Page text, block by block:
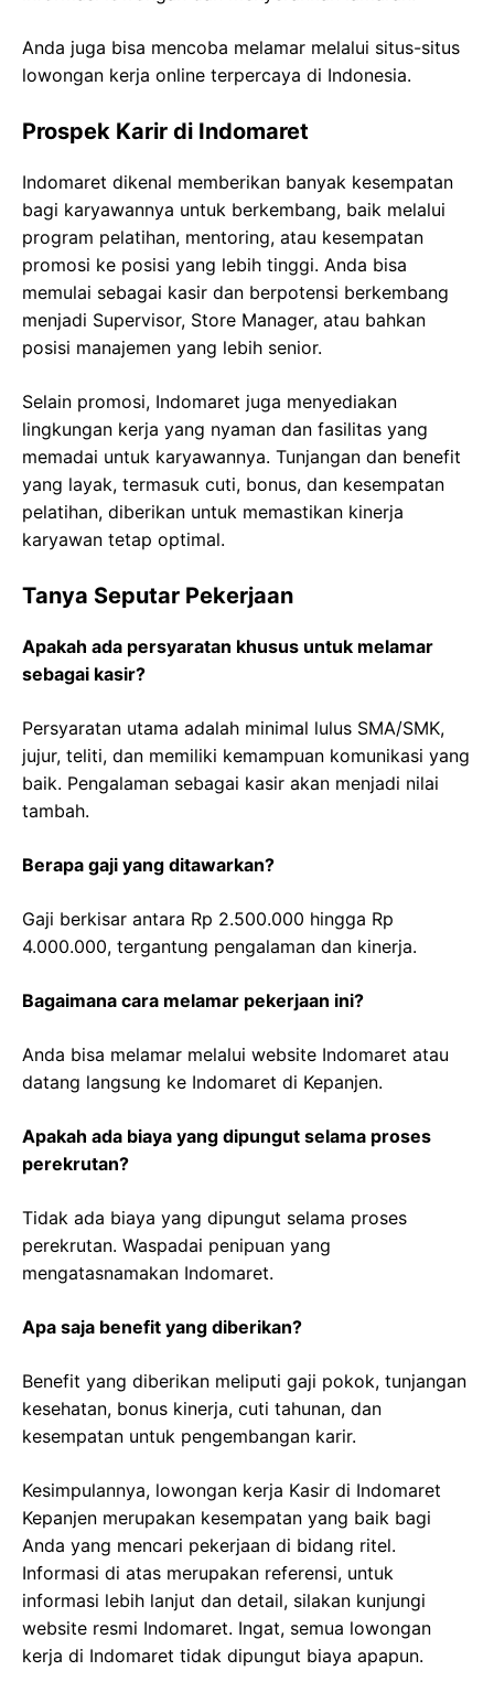
Anda juga bisa mencoba melamar melalui situs-situs
lowongan kerja online terpercaya di Indonesia.
Prospek Karir di Indomaret
Indomaret dikenal memberikan banyak kesempatan
bagi karyawannya untuk berkembang, baik melalui
program pelatihan, mentoring, atau kesempatan
promosi ke posisi yang lebih tinggi. Anda bisa
memulai sebagai kasir dan berpotensi berkembang
menjadi Supervisor, Store Manager, atau bahkan
posisi manajemen yang lebih senior.
Selain promosi, Indomaret juga menyediakan
lingkungan kerja yang nyaman dan fasilitas yang
memadai untuk karyawannya. Tunjangan dan benefit
yang layak, termasuk cuti, bonus, dan kesempatan
pelatihan, diberikan untuk memastikan kinerja
karyawan tetap optimal.
Tanya Seputar Pekerjaan
Apakah ada persyaratan khusus untuk melamar
sebagai kasir?
Persyaratan utama adalah minimal lulus SMA/SMK,
jujur, teliti, dan memiliki kemampuan komunikasi yang
baik. Pengalaman sebagai kasir akan menjadi nilai
tambah.
Berapa gaji yang ditawarkan?
Gaji berkisar antara Rp 2.500.000 hingga Rp
4.000.000, tergantung pengalaman dan kinerja.
Bagaimana cara melamar pekerjaan ini?
Anda bisa melamar melalui website Indomaret atau
datang langsung ke Indomaret di Kepanjen.
Apakah ada biaya yang dipungut selama proses
perekrutan?
Tidak ada biaya yang dipungut selama proses
perekrutan. Waspadai penipuan yang
mengatasnamakan Indomaret.
Apa saja benefit yang diberikan?
Benefit yang diberikan meliputi gaji pokok, tunjangan
kesehatan, bonus kinerja, cuti tahunan, dan
kesempatan untuk pengembangan karir.
Kesimpulannya, lowongan kerja Kasir di Indomaret
Kepanjen merupakan kesempatan yang baik bagi
Anda yang mencari pekerjaan di bidang ritel.
Informasi di atas merupakan referensi, untuk
informasi lebih lanjut dan detail, silakan kunjungi
website resmi Indomaret. Ingat, semua lowongan
kerja di Indomaret tidak dipungut biaya apapun.